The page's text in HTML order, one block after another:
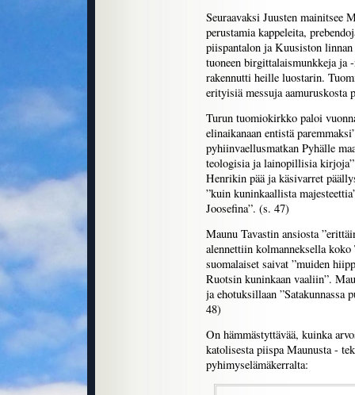
Seuraavaksi Juusten mainitsee
perustamia kappeleita,
piispantalon ja Kuusiston
tuoneen birgittalaismunkkeja ja
rakennutti heille luostarin.
erityisiä messuja aamuruskosta
Turun tuomiokirkko paloi
elinaikanaan entistä
pyhiinvaellusmatkan Pyhälle
teologisia ja lainopillisia
Henrikin pää ja käsivarret
”kuin kuninkaallista
Joosefina”. (s. 47)
Maunu Tavastin ansiosta
alennettiin kolmanneksella koko
suomalaiset saivat ”muiden
Ruotsin kuninkaan vaaliin”.
ja ehotuksillaan ”Satakunnassa
48)
On hämmästyttävää, kuinka
katolisesta piispa Maunusta -
pyhimyselämäkerralta: